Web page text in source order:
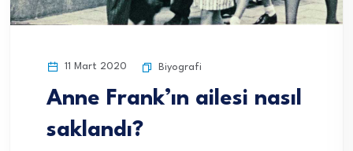
11 Mart 2020 Biyografi
Anne Frank’ın ailesi nasıl
saklandı?